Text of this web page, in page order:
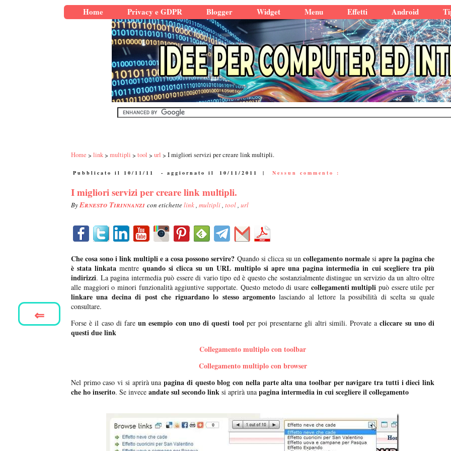
Home Privacy e GDPR Blogger Widget Menu Effetti Android
Home link multipli tool url I migliori servizi per creare link multipli.
Pubblicato il 10/11/11 - aggiornato il 10/11/2011 | Nessun commento :
I migliori servizi per creare link multipli.
ByErnesto Tirinnanzi con etichettelink, multipli, tool, url
Che cosa sono i link multipli e a cosa possono servire? Quando si clicca su uncollegamento normalesi apre la pagina che
è stata linkata mentre quando si clicca su un URL multiplo si apre una pagina intermedia in cui scegliere tra più
indirizzi. La pagina intermedia può essere di vario tipo ed è questo che sostanzialmente distingue un servizio da un altro oltre
alle maggiori o minori funzionalità aggiuntive supportate. Questo metodo di usare collegamenti multipli può essere utile per
linkare una decina di post che riguardano lo stesso argomento lasciando al lettore la possibilità di scelta su quale
consultare.
Forse è il caso di fareun esempio con uno di questi toolper poi presentarne gli altri simili. Provate acliccare su uno di
questi due link
Collegamento multiplo con toolbar
Collegamento multiplo con browser
Nel primo caso vi si aprirà una pagina di questo blog con nella parte alta una toolbar per navigare tra tutti i dieci link
che ho inserito. Se invece andate sul secondo link si aprirà una pagina intermedia in cui scegliere il collegamento
⇐